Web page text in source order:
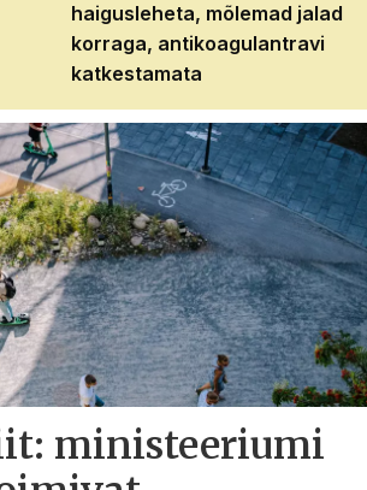
haigusleheta, mõlemad jalad
korraga, antikoagulantravi
katkestamata
ministeeriumi